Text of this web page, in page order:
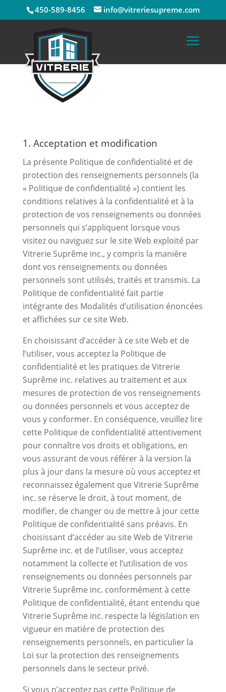
450-589-8456 info@vitreriesupreme.com
1. Acceptation et modification
La présente Politique de confidentialité et de
protection des renseignements personnels (la
« Politique de confidentialité ») contient les
conditions relatives à la confidentialité et à la
protection de vos renseignements ou données
personnels qui s’appliquent lorsque vous
visitez ou naviguez sur le site Web exploité par
Vitrerie Suprême inc., y compris la manière
dont vos renseignements ou données
personnels sont utilisés, traités et transmis. La
Politique de confidentialité fait partie
intégrante des Modalités d’utilisation énoncées
et affichées sur ce site Web.
En choisissant d’accéder à ce site Web et de
l’utiliser, vous acceptez la Politique de
confidentialité et les pratiques de Vitrerie
Suprême inc. relatives au traitement et aux
mesures de protection de vos renseignements
ou données personnels et vous acceptez de
vous y conformer. En conséquence, veuillez lire
cette Politique de confidentialité attentivement
pour connaître vos droits et obligations, en
vous assurant de vous référer à la version la
plus à jour dans la mesure où vous acceptez et
reconnaissez également que Vitrerie Suprême
inc. se réserve le droit, à tout moment, de
modifier, de changer ou de mettre à jour cette
Politique de confidentialité sans préavis. En
choisissant d’accéder au site Web de Vitrerie
Suprême inc. et de l’utiliser, vous acceptez
notamment la collecte et l’utilisation de vos
renseignements ou données personnels par
Vitrerie Suprême inc. conformément à cette
Politique de confidentialité, étant entendu que
Vitrerie Suprême inc. respecte la législation en
vigueur en matière de protection des
renseignements personnels, en particulier la
Loi sur la protection des renseignements
personnels dans le secteur privé.
Si vous n’acceptez pas cette Politique de